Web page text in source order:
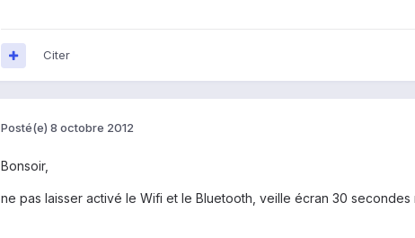
Citer
Posté(e) 8 octobre 2012
Bonsoir,
ne pas laisser activé le Wifi et le Bluetooth, veille écran 30 secondes